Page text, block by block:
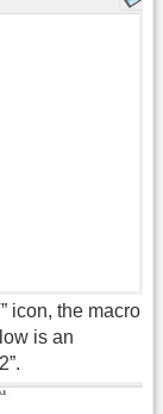
icon, the macro
is an